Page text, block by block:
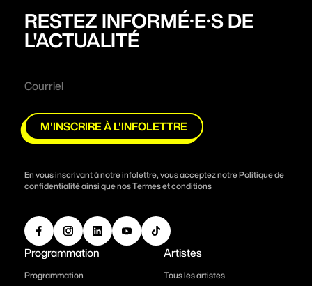
RESTEZ INFORMÉ·E·S DE
L'ACTUALITÉ
M'INSCRIRE À L'INFOLETTRE
En vous inscrivant à notre infolettre, vous acceptez notre Politique de
confidentialitéainsi que nosTermes et conditions
Programmation
Programmation
Artistes
Tous les artistes